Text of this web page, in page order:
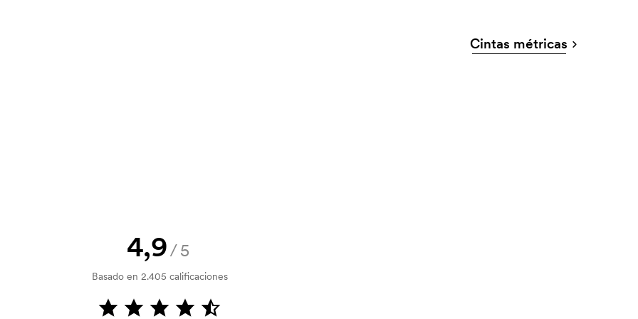
Ese coste inicial es una tarifa
El coste inicial no se elimina al
Cintas métricas
4,9/5
Basado en 2.405 calificaciones